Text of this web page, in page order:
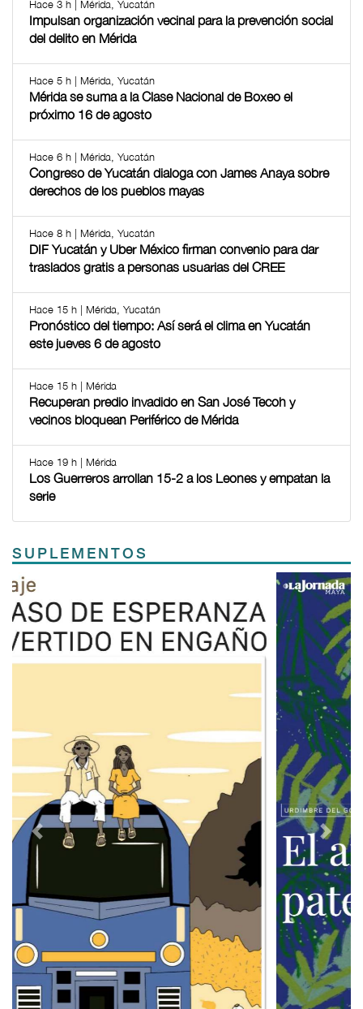
Hace 3 h | Mérida, Yucatán
Impulsan organización vecinal para la prevención social
del delito en Mérida
Hace 5 h | Mérida, Yucatán
Mérida se suma a la Clase Nacional de Boxeo el
próximo 16 de agosto
Hace 6 h | Mérida, Yucatán
Congreso de Yucatán dialoga con James Anaya sobre
derechos de los pueblos mayas
Hace 8 h | Mérida, Yucatán
DIF Yucatán y Uber México firman convenio para dar
traslados gratis a personas usuarias del CREE
Hace 15 h | Mérida, Yucatán
Pronóstico del tiempo: Así será el clima en Yucatán
este jueves 6 de agosto
Hace 15 h | Mérida
Recuperan predio invadido en San José Tecoh y
vecinos bloquean Periférico de Mérida
Hace 19 h | Mérida
Los Guerreros arrollan 15-2 a los Leones y empatan la
serie
SUPLEMENTOS
Previous Next